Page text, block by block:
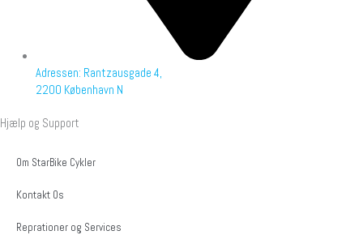
Adressen: Rantzausgade 4,
2200 København N
Hjælp og Support
Om StarBike Cykler
Kontakt Os
Reprationer og Services